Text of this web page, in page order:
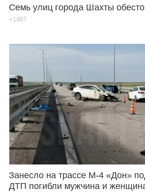
Семь улиц города Шахты
+1467
Занесло на трассе М-4 «Дон»
ДТП погибли мужчина и